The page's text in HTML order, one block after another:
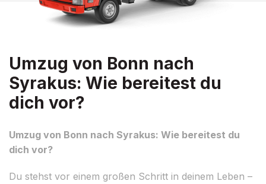
Umzug von Bonn nach
Syrakus: Wie bereitest du
dich vor?
Umzug von Bonn nach Syrakus: Wie bereitest du
dich vor?
Du stehst vor einem großen Schritt in deinem Leben –